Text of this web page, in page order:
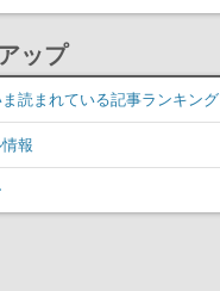
「Original Content
ップ
読まれている記事ランキング
報